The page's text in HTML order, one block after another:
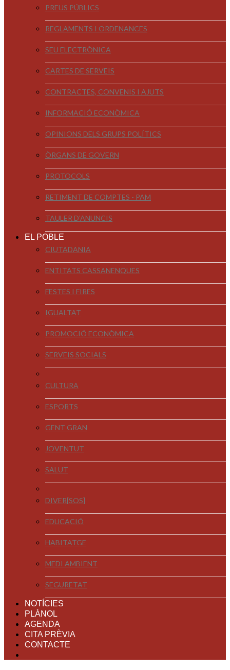
PREUS PÚBLICS
REGLAMENTS I ORDENANCES
SEU ELECTRÒNICA
CARTES DE SERVEIS
CONTRACTES, CONVENIS I AJUTS
INFORMACIÓ ECONÒMICA
OPINIONS DELS GRUPS POLÍTICS
ÒRGANS DE GOVERN
PROTOCOLS
RETIMENT DE COMPTES - PAM
TAULER D'ANUNCIS
EL POBLE
CIUTADANIA
ENTITATS CASSANENQUES
FESTES I FIRES
IGUALTAT
PROMOCIÓ ECONÒMICA
SERVEIS SOCIALS
CULTURA
ESPORTS
GENT GRAN
JOVENTUT
SALUT
DIVER[SOS]
EDUCACIÓ
HABITATGE
MEDI AMBIENT
SEGURETAT
NOTÍCIES
PLÀNOL
AGENDA
CITA PRÈVIA
CONTACTE